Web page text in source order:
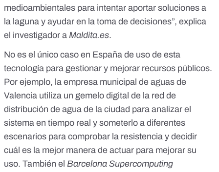
medioambientales para intentar aportar soluciones a
la laguna y ayudar en la toma de decisiones”, explica
el investigador a Maldita.es.
No es el único caso en España de uso de esta
tecnología para gestionar y mejorar recursos públicos.
Por ejemplo, la empresa municipal de aguas de
Valencia utiliza un gemelo digital de la red de
distribución de agua de la ciudad para analizar el
sistema en tiempo real y someterlo a diferentes
escenarios para comprobar la resistencia y decidir
cuál es la mejor manera de actuar para mejorar su
uso. También el Barcelona Supercomputing